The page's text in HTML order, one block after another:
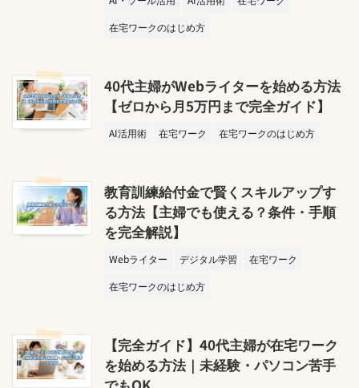
在宅ワークのはじめ方
40代主婦がWebライターを始める方法
【ゼロから月5万円まで完全ガイド】
AI活用術 在宅ワーク 在宅ワークのはじめ方
教育訓練給付金で賢くスキルアップす
る方法【主婦でも使える？条件・手順
を完全解説】
Webライター デジタル学習
在宅ワーク
在宅ワークのはじめ方
【完全ガイド】40代主婦が在宅ワーク
を始める方法｜未経験・パソコン苦手